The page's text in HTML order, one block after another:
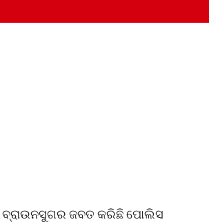
ବ୍ରାଉନସୁଗର ଜବତ କରିଛି ପୋଲିସ